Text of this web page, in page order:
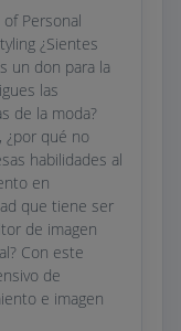
Personal
¿Sientes
un don para la
las
de la moda?
¿por qué no
habilidades al
en
que tiene ser
de imagen
Con este
de
e imagen